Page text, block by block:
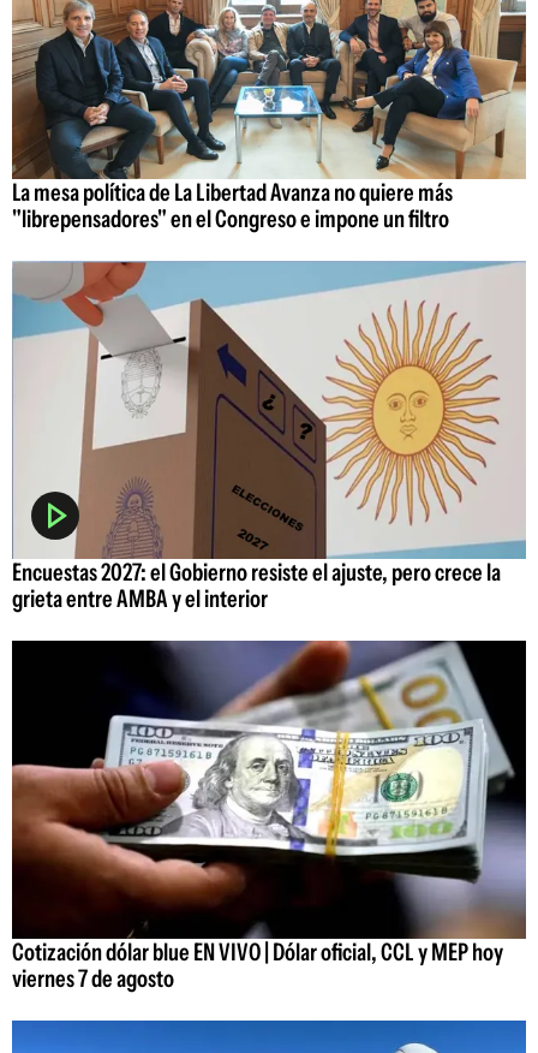
La mesa política de La Libertad Avanza no quiere más
"librepensadores" en el Congreso e impone un filtro
Encuestas 2027: el Gobierno resiste el ajuste, pero crece la
grieta entre AMBA y el interior
Cotización dólar blue EN VIVO | Dólar oficial, CCL y MEP hoy
viernes 7 de agosto